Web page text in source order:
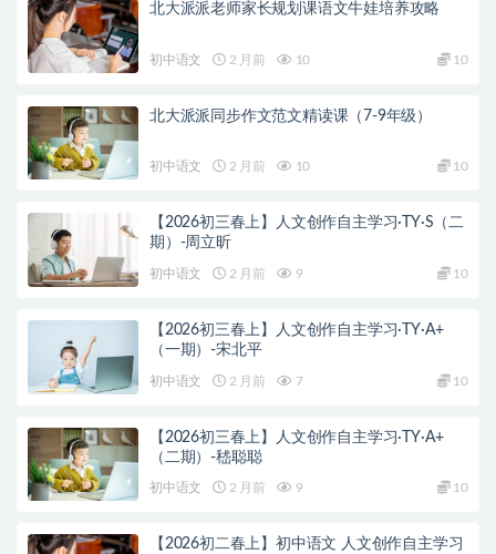
北大派派老师家长规划课语文牛娃培养攻略
初中语文 2 月前 10 10
北大派派同步作文范文精读课（7-9年级）
初中语文 2 月前 10 10
【2026初三春上】人文创作自主学习·TY·S（二
期）-周立昕
初中语文 2 月前 9 10
【2026初三春上】人文创作自主学习·TY·A+
（一期）-宋北平
初中语文 2 月前 7 10
【2026初三春上】人文创作自主学习·TY·A+
（二期）-嵇聪聪
初中语文 2 月前 9 10
【2026初二春上】初中语文 人文创作自主学习